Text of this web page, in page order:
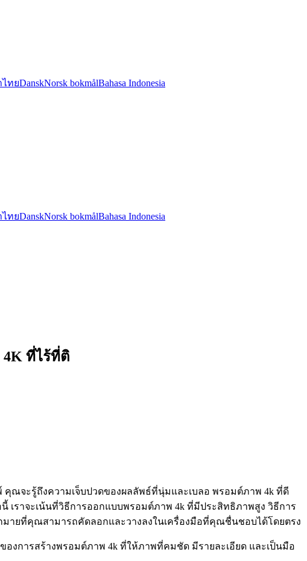
ทยDanskNorsk bokmålBahasa Indonesia
ทยDanskNorsk bokmålBahasa Indonesia
ที่ไร้ที่ติ
ณจะรู้ถึงความเจ็บปวดของผลลัพธ์ที่นุ่มและเบลอ พรอมต์ภาพ 4k ที่ดี
เราจะเน้นที่วิธีการออกแบบพรอมต์ภาพ 4k ที่มีประสิทธิภาพสูง วิธีการ
ายที่คุณสามารถคัดลอกและวางลงในเครื่องมือที่คุณชื่นชอบได้โดยตรง
องการสร้างพรอมต์ภาพ 4k ที่ให้ภาพที่คมชัด มีรายละเอียด และเป็นมือ